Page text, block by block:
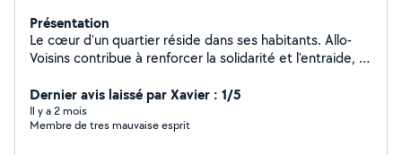
Présentation
Le cœur d'un quartier réside dans ses habitants. Allo-
Voisins contribue à renforcer la solidarité et l'entraide, à
plus les uns des autres. J'aide les personnes à la
réalisation des tâches de la vie.J'aime rencontrer et
aider.Je privilégie la bonne humeur. Ponctuelle, discrète,
Dernier avis laissé par Xavier : 1/5
Il y a 2 mois
Membre de tres mauvaise esprit